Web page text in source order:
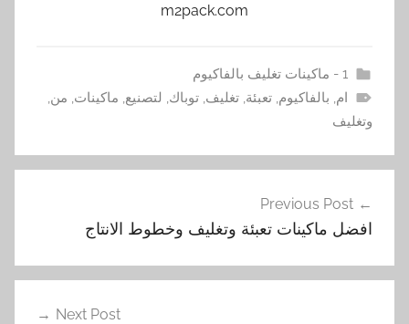
m2pack.com
1 - ماكينات تغليف بالفاكيوم
ام, بالفاكيوم,تعبئة,تغليف,توباك, لتصنيع, ماكينات, من,
وتغليف
المقالات
Previous Post
افضل ماكينات تعبئة وتغليف وخطوط الانتاج
Next Post